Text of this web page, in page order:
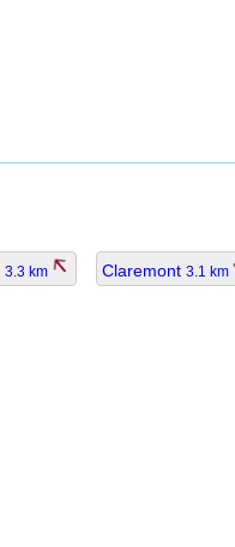
3.3 km Claremont 3.1 km